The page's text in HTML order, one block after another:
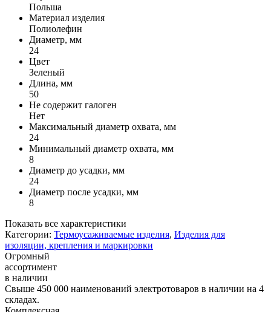
Польша
Материал изделия
Полиолефин
Диаметр, мм
24
Цвет
Зеленый
Длина, мм
50
Не содержит галоген
Нет
Максимальный диаметр охвата, мм
24
Минимальный диаметр охвата, мм
8
Диаметр до усадки, мм
24
Диаметр после усадки, мм
8
Показать все характеристики
Категории: Термоусаживаемые изделия, Изделия для
изоляции, крепления и маркировки
Огромный
ассортимент
в наличии
Свыше 450 000 наименований электротоваров в наличии на 4
складах.